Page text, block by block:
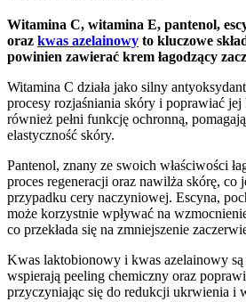
Witamina C, witamina E, pantenol,
oraz kwas azelainowy to kluczowe
powinien zawierać krem łagodzący
Witamina C działa jako silny
procesy rozjaśniania skóry i poprawiać
również pełni funkcję ochronną,
elastyczność skóry.
Pantenol, znany ze swoich właściwości
proces regeneracji oraz nawilża skórę, co
przypadku cery naczyniowej. Escyna,
może korzystnie wpływać na
co przekłada się na zmniejszenie
Kwas laktobionowy i kwas azelainowy są
wspierają peeling chemiczny oraz
przyczyniając się do redukcji ukrwienia i